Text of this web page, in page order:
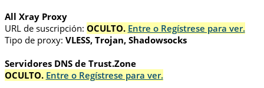
All Xray Proxy
URL de suscripción: OCULTO. Entre o Regístrese para ver.
Tipo de proxy: VLESS, Trojan, Shadowsocks
Servidores DNS de Trust.Zone
OCULTO. Entre o Regístrese para ver.